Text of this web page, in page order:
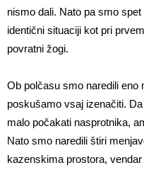
nismo dali. Nato pa smo
identični situaciji kot pri
povratni žogi.
Ob polčasu smo naredili eno
poskušamo vsaj izenačiti.
malo počakati nasprotnika,
Nato smo naredili štiri
kazenskima prostora,